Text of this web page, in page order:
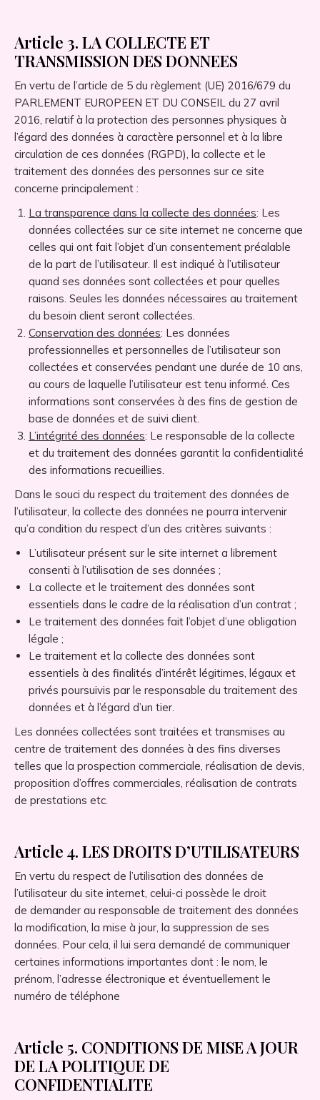
Article 3. LA COLLECTE ET
TRANSMISSION DES DONNEES
En vertu de l’article de 5 du règlement (UE) 2016/679 du
PARLEMENT EUROPEEN ET DU CONSEIL du 27 avril
2016, relatif à la protection des personnes physiques à
l’égard des données à caractère personnel et à la libre
circulation de ces données (RGPD), la collecte et le
traitement des données des personnes sur ce site
concerne principalement :
La transparence dans la collecte des données: Les
données collectées sur ce site internet ne concerne que
celles qui ont fait l’objet d’un consentement préalable
de la part de l’utilisateur. Il est indiqué à l’utilisateur
quand ses données sont collectées et pour quelles
raisons. Seules les données nécessaires au traitement
du besoin client seront collectées.
Conservation des données: Les données
professionnelles et personnelles de l’utilisateur son
collectées et conservées pendant une durée de 10 ans,
au cours de laquelle l’utilisateur est tenu informé. Ces
informations sont conservées à des fins de gestion de
base de données et de suivi client.
L’intégrité des données: Le responsable de la collecte
et du traitement des données garantit la confidentialité
des informations recueillies.
Dans le souci du respect du traitement des données de
l’utilisateur, la collecte des données ne pourra intervenir
qu’a condition du respect d’un des critères suivants :
L’utilisateur présent sur le site internet a librement
consenti à l’utilisation de ses données ;
La collecte et le traitement des données sont
essentiels dans le cadre de la réalisation d’un contrat ;
Le traitement des données fait l’objet d’une obligation
légale ;
Le traitement et la collecte des données sont
essentiels à des finalités d’intérêt légitimes, légaux et
privés poursuivis par le responsable du traitement des
données et à l’égard d’un tier.
Les données collectées sont traitées et transmises au
centre de traitement des données à des fins diverses
telles que la prospection commerciale, réalisation de devis,
proposition d’offres commerciales, réalisation de contrats
de prestations etc.
Article 4. LES DROITS D’UTILISATEURS
En vertu du respect de l’utilisation des données de
l’utilisateur du site internet, celui-ci possède le droit
de demander au responsable de traitement des données
la modification, la mise à jour, la suppression de ses
données. Pour cela, il lui sera demandé de communiquer
certaines informations importantes dont : le nom, le
prénom, l’adresse électronique et éventuellement le
numéro de téléphone
Article 5. CONDITIONS DE MISE A JOUR
DE LA POLITIQUE DE
CONFIDENTIALITE